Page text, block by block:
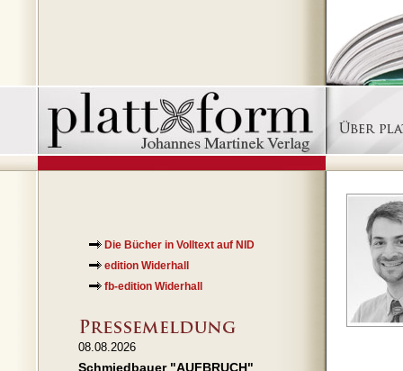
Die Bücher in Volltext auf NID
edition Widerhall
fb-edition Widerhall
08.08.2026
Schmiedbauer "AUFBRUCH"